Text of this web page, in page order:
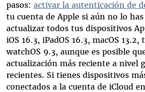
pasos: activar la autenticación de
tu cuenta de Apple si aún no lo
actualizar todos tus dispositivos
iOS 16.3, iPadOS 16.3, macOS 13.2,
watchOS 9.3, aunque es posible
actualización más reciente a nivel
recientes. Si tienes dispositivos
conectados a la cuenta de iCloud